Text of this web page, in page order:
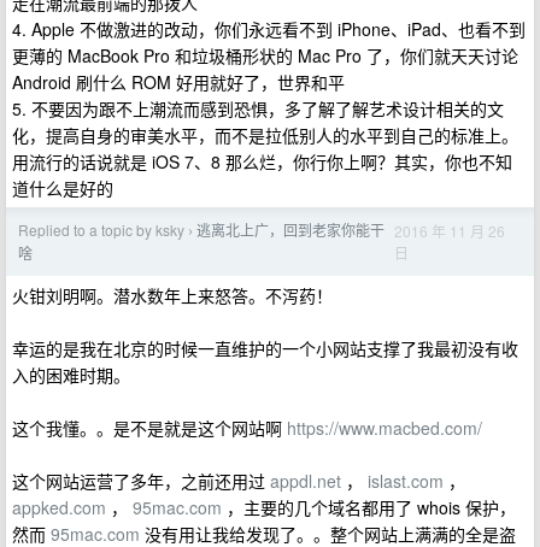
4. Apple 不做激进的改动，你们永远看不到 iPhone、iPad、也看不到
更薄的 MacBook Pro 和垃圾桶形状的 Mac Pro 了，你们就天天讨论
Android 刷什么 ROM 好用就好了，世界和平
5. 不要因为跟不上潮流而感到恐惧，多了解了解艺术设计相关的文
化，提高自身的审美水平，而不是拉低别人的水平到自己的标准上。
用流行的话说就是 iOS 7、8 那么烂，你行你上啊？其实，你也不知
道什么是好的
Replied to a topic by ksky › 逃离北上广，回到老家你能干
啥
2016 年 11 月 26
日
火钳刘明啊。潜水数年上来怒答。不泻药！
幸运的是我在北京的时候一直维护的一个小网站支撑了我最初没有收
入的困难时期。
这个我懂。。是不是就是这个网站啊 https://www.macbed.com/
这个网站运营了多年，之前还用过 appdl.net ， islast.com ，
appked.com ， 95mac.com ，主要的几个域名都用了 whois 保护，
然而 95mac.com 没有用让我给发现了。。整个网站上满满的全是盗